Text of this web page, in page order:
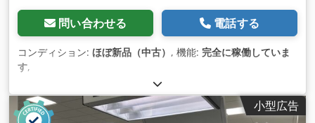
問い合わせる 電話する
コンディション: ほぼ新品（中古） , 機能: 完全に稼働していま
す,
小型広告